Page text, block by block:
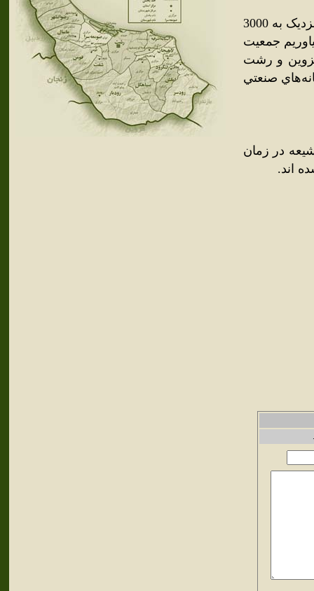
بره سر ترکيبي از اقوام مختلف مي‌باشد.ديلمي هاو کردها. بر ه سر نزديک به 3000
جمعيت
و رشت
صنعتي
در زمان
اند.